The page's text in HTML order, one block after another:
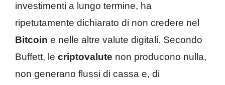
investimenti a lungo termine, ha
ripetutamente dichiarato di non credere nel
Bitcoin e nelle altre valute digitali. Secondo
Buffett, le criptovalute non producono nulla,
non generano flussi di cassa e, di